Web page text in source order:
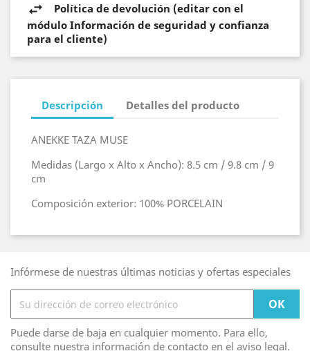
Política de devolución (editar con el
módulo Información de seguridad y confianza
para el cliente)
Descripción Detalles del producto
ANEKKE TAZA MUSE
Medidas (Largo x Alto x Ancho): 8.5 cm / 9.8 cm / 9
cm
Composición exterior: 100% PORCELAIN
Infórmese de nuestras últimas noticias y ofertas especiales
Puede darse de baja en cualquier momento. Para ello,
consulte nuestra información de contacto en el aviso legal.